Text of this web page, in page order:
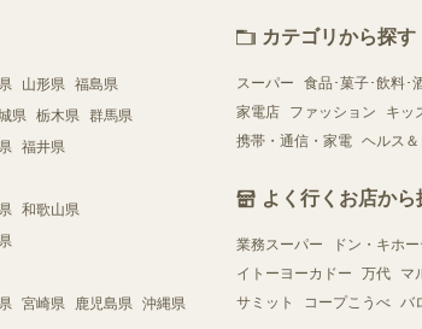
山形県 福島県
県 栃木県 群馬県
福井県
和歌山県
宮崎県 鹿児島県 沖縄県
カテゴリから探す
スーパー 食品･菓子･飲料･
家電店
ファッション キッ
携帯・通信・家電 ヘルス
よく行くお店から
業務スーパー ドン・キホー
イトーヨーカドー
万代 マ
サミット
コープこうべ バ